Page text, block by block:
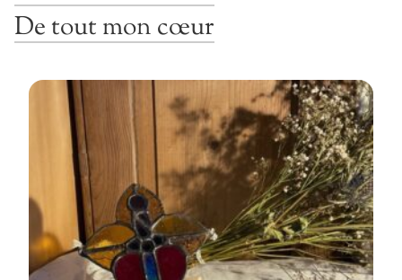
De tout mon cœur